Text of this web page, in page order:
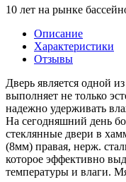
10 лет на рынке
Описание
Характеристики
Отзывы
Дверь является одной
выполняет не только
надежно удерживать
На сегодняшний день
стеклянные двери в
(8мм) правая, нерж.
которое эффективно
температуры и влаги.